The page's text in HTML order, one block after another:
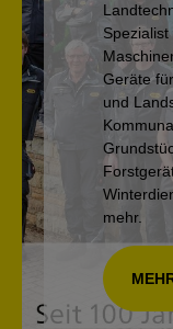
Spezialist
Geräte
und
mehr.